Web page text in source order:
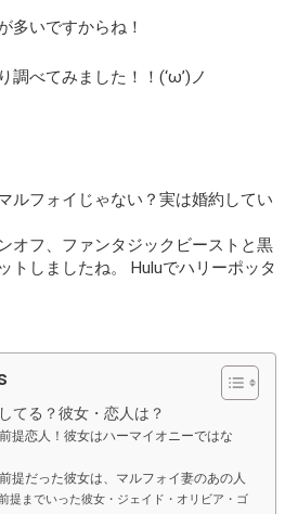
多いですからね！
調べてみました！！(‘ω’)ノ
ルフォイじゃない？実は婚約してい
オフ、ファンタジックビーストと黒
トしましたね。 Huluでハリーポッタ
てる？彼女・恋人は？
提恋人！彼女はハーマイオニーではな
提だった彼女は、マルフォイ妻のあの人
提までいった彼女・ジェイド・オリビア・ゴ